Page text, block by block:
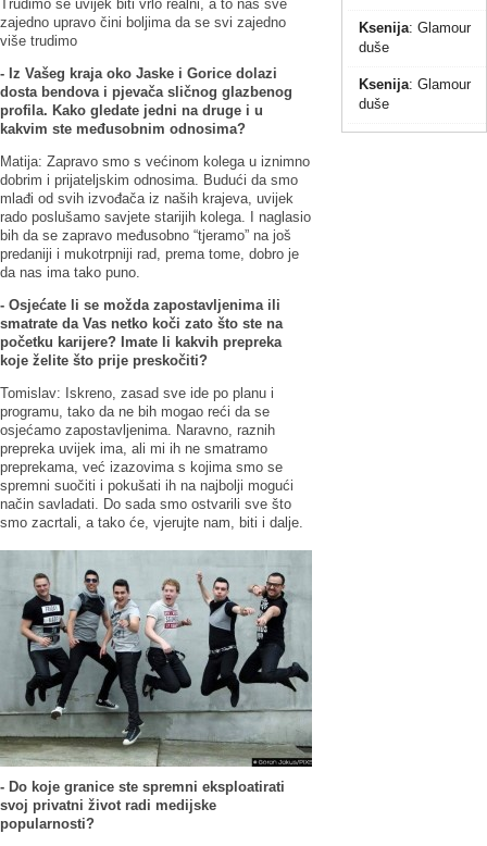
Trudimo se uvijek biti vrlo realni, a to nas sve
zajedno upravo čini boljima da se svi zajedno
više trudimo
- Iz Vašeg kraja oko Jaske i Gorice dolazi
dosta bendova i pjevača sličnog glazbenog
profila. Kako gledate jedni na druge i u
kakvim ste međusobnim odnosima?
Matija: Zapravo smo s većinom kolega u iznimno
dobrim i prijateljskim odnosima. Budući da smo
mlađi od svih izvođača iz naših krajeva, uvijek
rado poslušamo savjete starijih kolega. I naglasio
bih da se zapravo međusobno “tjeramo” na još
predaniji i mukotrpniji rad, prema tome, dobro je
da nas ima tako puno.
- Osjećate li se možda zapostavljenima ili
smatrate da Vas netko koči zato što ste na
početku karijere? Imate li kakvih prepreka
koje želite što prije preskočiti?
Tomislav: Iskreno, zasad sve ide po planu i
programu, tako da ne bih mogao reći da se
osjećamo zapostavljenima. Naravno, raznih
prepreka uvijek ima, ali mi ih ne smatramo
preprekama, već izazovima s kojima smo se
spremni suočiti i pokušati ih na najbolji mogući
način savladati. Do sada smo ostvarili sve što
smo zacrtali, a tako će, vjerujte nam, biti i dalje.
- Do koje granice ste spremni eksploatirati
svoj privatni život radi medijske
popularnosti?
Ksenija: Glamour
duše
Ksenija: Glamour
duše